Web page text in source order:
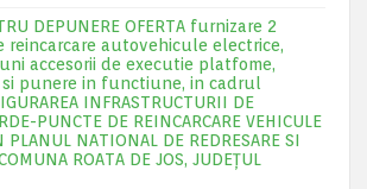
DEPUNERE OFERTA furnizare 2
autovehicule electrice,
accesorii de executie platfome,
punere in functiune, in cadrul
INFRASTRUCTURII DE
PUNCTE DE REINCARCARE VEHICULE
PLANUL NATIONAL DE REDRESARE SI
ROATA DE JOS, JUDEŢUL